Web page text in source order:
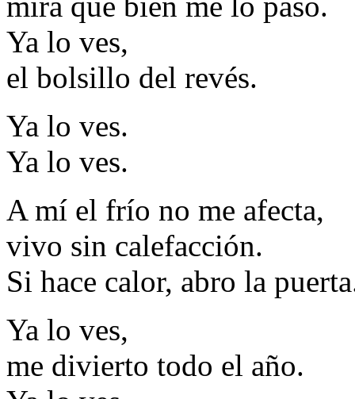
Ya lo ves,
el bolsillo del revés.
Ya lo ves.
Ya lo ves.
A mí el frío no me afecta,
vivo sin calefacción.
Si hace calor, abro la
Ya lo ves,
me divierto todo el año.